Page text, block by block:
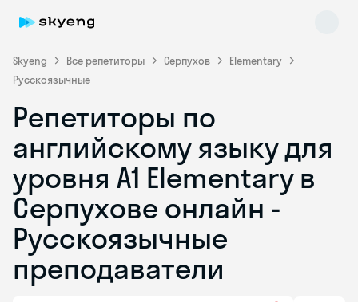
Skyeng Все репетиторы Серпухов
Elementary
Русскоязычные
Репетиторы по
английскому языку для
уровня A1 Elementary в
Серпухове онлайн -
Русскоязычные
преподаватели
Skyeng Chat